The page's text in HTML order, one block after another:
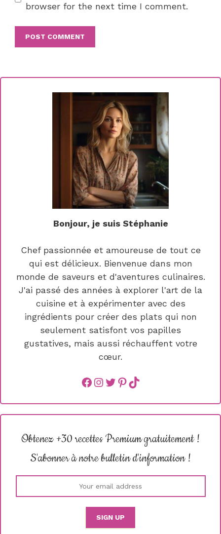
browser for the next time I comment.
Bonjour, je suis Stéphanie
Chef passionnée et amoureuse de tout ce
qui est délicieux. Bienvenue dans mon
monde de saveurs et d'aventures culinaires.
J'ai passé des années à explorer l'art de la
cuisine et à expérimenter avec des
ingrédients pour créer des plats qui non
seulement satisfont vos papilles
gustatives, mais aussi réchauffent votre
cœur.
Facebook
instagram
Twitter
Pinterest
TikTok
Obtenez +30 recettes Premium gratuitement !
S'abonner à notre bulletin d'information !